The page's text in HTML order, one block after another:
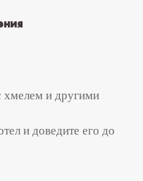
хмелем и другими
и доведите его до